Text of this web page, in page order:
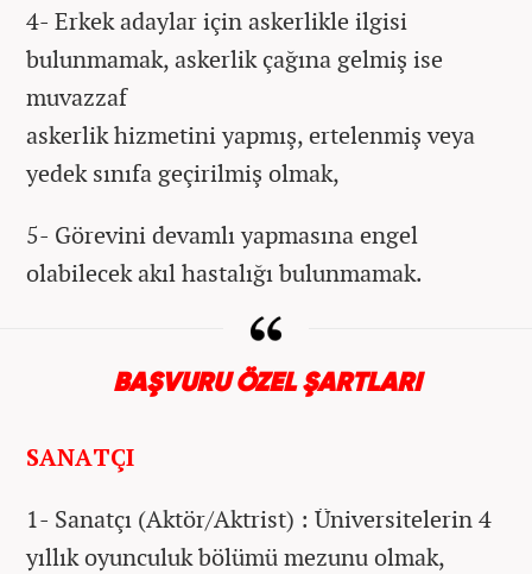
4- Erkek adaylar için askerlikle ilgisi
bulunmamak, askerlik çağına gelmiş ise
muvazzaf
askerlik hizmetini yapmış, ertelenmiş veya
yedek sınıfa geçirilmiş olmak,
5- Görevini devamlı yapmasına engel
olabilecek akıl hastalığı bulunmamak.
BAŞVURU ÖZEL ŞARTLARI
SANATÇI
1- Sanatçı (Aktör/Aktrist) : Üniversitelerin 4
yıllık oyunculuk bölümü mezunu olmak,